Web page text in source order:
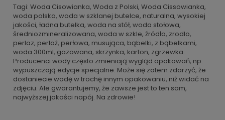
Tagi: Woda Cisowianka, Woda z Polski, Woda Cissowianka,
woda polska, woda w szklanej butelce, naturalna, wysokiej
jakości, ładna butelka, woda na stół, woda stołowa,
średniozmineralizowana, woda w szkle, źródło, zrodlo,
perlaz, perlaż, perłowa, musująca, bąbelki, z bąbelkami,
woda 300ml, gazowana, skrzynka, karton, zgrzewka.
Producenci wody często zmieniają wygląd opakowań, np.
wypuszczają edycje specjalne. Może się zatem zdarzyć, że
dostaniecie wodę w trochę innym opakowaniu, niż widać na
zdjęciu. Ale gwarantujemy, że zawsze jest to ten sam,
najwyższej jakości napój. Na zdrowie!